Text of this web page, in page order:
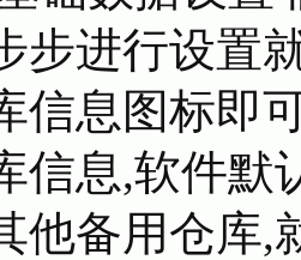
步进行设置
信息图标即
信息,软件默
他备用仓库,